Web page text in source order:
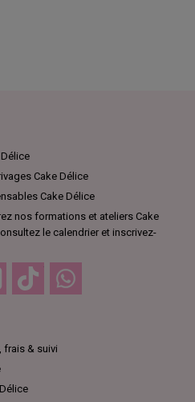
Cake Délice
Cake Délice
nos formations et ateliers Cake
le calendrier et inscrivez-
Instagram TikTok
frais & suivi